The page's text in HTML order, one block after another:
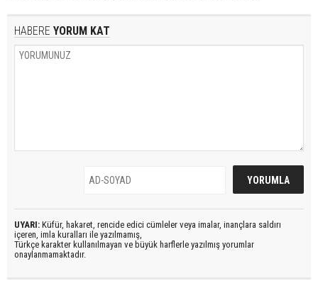
HABERE YORUM KAT
UYARI: Küfür, hakaret, rencide edici cümleler veya imalar, inançlara saldırı
içeren, imla kuralları ile yazılmamış,
Türkçe karakter kullanılmayan ve büyük harflerle yazılmış yorumlar
onaylanmamaktadır.